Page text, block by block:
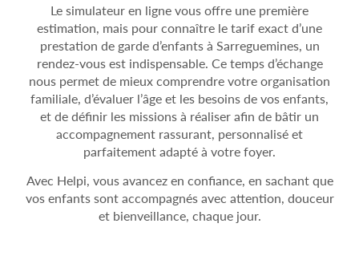
Le simulateur en ligne vous offre une première
estimation, mais pour connaître le tarif exact d’une
prestation de garde d’enfants à Sarreguemines, un
rendez-vous est indispensable. Ce temps d’échange
nous permet de mieux comprendre votre organisation
familiale, d’évaluer l’âge et les besoins de vos enfants,
et de définir les missions à réaliser afin de bâtir un
accompagnement rassurant, personnalisé et
parfaitement adapté à votre foyer.
Avec Helpi, vous avancez en confiance, en sachant que
vos enfants sont accompagnés avec attention, douceur
et bienveillance, chaque jour.